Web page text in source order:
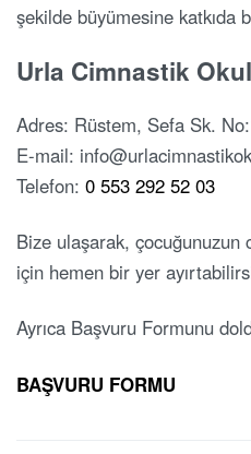
şekilde büyümesine katkıda
Urla Cimnastik
Adres: Rüstem, Sefa Sk.
E-mail:
Telefon: 0 553 292 52 03
Bize ulaşarak, çocuğunuzun
için hemen bir yer
Ayrıca Başvuru Formunu
BAŞVURU FORMU